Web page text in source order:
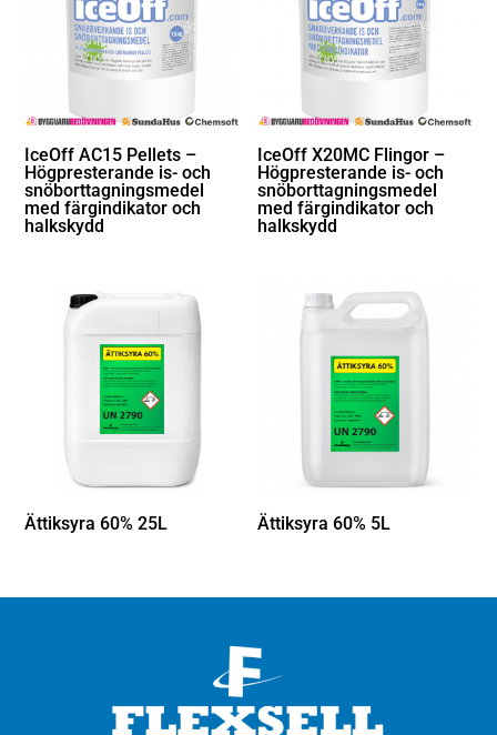
IceOff AC15 Pellets –
Högpresterande is- och
snöborttagningsmedel
med färgindikator och
halkskydd
IceOff X20MC Flingor –
Högpresterande is- och
snöborttagningsmedel
med färgindikator och
halkskydd
Ättiksyra 60% 25L Ättiksyra 60% 5L